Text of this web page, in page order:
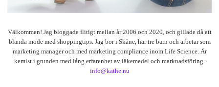
Välkommen! Jag bloggade flitigt mellan år 2006 och 2020, och gillade då att
blanda mode med shoppingtips. Jag bor i Skåne, har tre barn och arbetar som
marketing manager och med marketing compliance inom Life Science. Är
kemist i grunden med lång erfarenhet av läkemedel och marknadsföring.
info@kathe.nu